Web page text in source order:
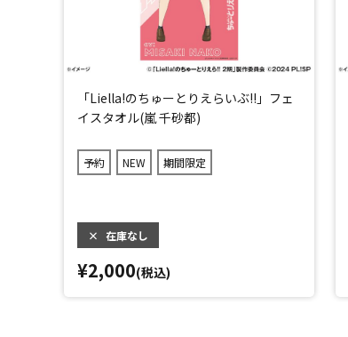
「Liella!のちゅーとりえらいぶ!!」フェ
イスタオル(嵐 千砂都)
予約 NEW 期間限定
× 在庫なし
¥2,000(税込)